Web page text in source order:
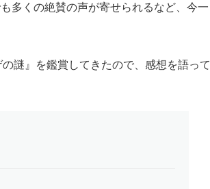
多くの絶賛の声が寄せられるなど、今一
謎』を鑑賞してきたので、感想を語って